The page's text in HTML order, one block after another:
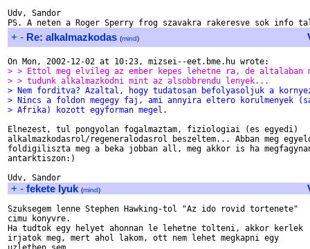
Udv, Sandor
+ - Re: alkalmazkodas (mind)
> > Ettol meg elvileg az ember kepes lehetne ra, de altalaban
> > tudunk alkalmazkodni mint az alsobbrendu lenyek...
> Nem forditva? Azaltal, hogy tudatosan befolyasoljuk a
> Nincs a foldon megegy faj, ami annyira eltero korulmenyek
> Afrika) kozott egyforman megel.
Elnezest, tul pongyolan fogalmaztam, fiziologiai (es egyedi)
alkalmazkodasrol/regeneralodasrol beszeltem... Abban meg
foldigiliszta meg a beka jobban all, meg akkor is ha
antarktiszon:)
+ - fekete lyuk (mind)
Szuksegem lenne Stephen Hawking-tol "Az ido rovid tortenete"
cimu konyvre.
Ha tudtok egy helyet ahonnan le lehetne tolteni, akkor kerlek
irjatok meg, mert ahol lakom, ott nem lehet megkapni egy